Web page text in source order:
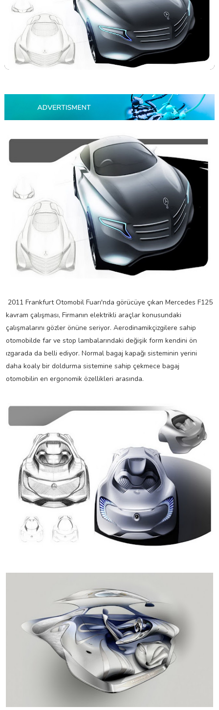
2011 Frankfurt Otomobil Fuarı'nda görücüye çıkan Mercedes F125
kavram çalışması, Firmanın elektrikli araçlar konusundaki
çalışmalarını gözler önüne seriyor. Aerodinamikçizgilere sahip
otomobilde far ve stop lambalarındaki değişik form kendini ön
ızgarada da belli ediyor. Normal bagaj kapağı sisteminin yerini
daha koaly bir doldurma sistemine sahip çekmece bagaj
otomobilin en ergonomik özellikleri arasında.